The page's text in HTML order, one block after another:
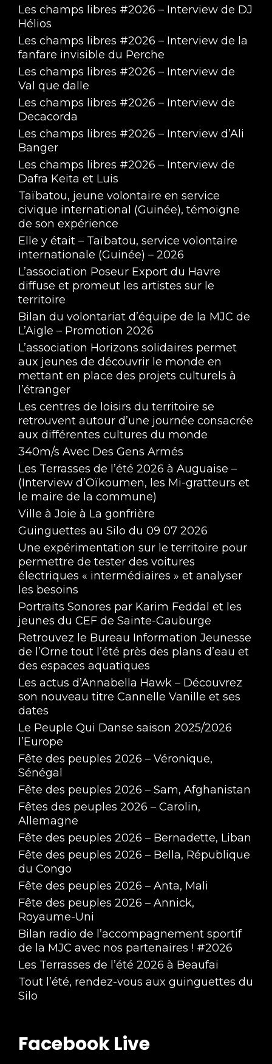
Les champs libres #2026 – Interview de DJ
Hélios
Les champs libres #2026 – Interview de la
fanfare invisible du Perche
Les champs libres #2026 – Interview de
Val que dalle
Les champs libres #2026 – Interview de
Decacorda
Les champs libres #2026 – Interview d’Ali
Banger
Les champs libres #2026 – Interview de
Dafra Keita et Luis
Taïbatou, jeune volontaire en service
civique international (Guinée), témoigne
de son expérience
Elle y était – Taïbatou, service volontaire
internationale (Guinée) – 2026
L’association Poseur Export du Havre
diffuse et promeut les artistes sur le
territoire
Bilan du volontariat d’équipe de la MJC de
L’Aigle – Promotion 2026
L’association Horizons solidaires permet
aux jeunes de découvrir le monde en
mettant en place des projets culturels à
l’étranger
Les centres de loisirs du territoire se
retrouvent autour d’une journée consacrée
aux différentes cultures du monde
340m/s Avec Des Gens Armés
Les Terrasses de l’été 2026 à Auguaise –
(Interview d’Oïkoumen, les Mi-gratteurs et
le maire de la commune)
Ville à Joie à La gonfrière
Guinguettes au Silo du 09 07 2026
Une expérimentation sur le territoire pour
permettre de tester des voitures
électriques « intermédiaires » et analyser
les besoins
Portraits Sonores par Karim Feddal et les
jeunes du CEF de Sainte-Gauburge
Retrouvez le Bureau Information Jeunesse
de l’Orne tout l’été près des plans d’eau et
des espaces aquatiques
Les actus d’Annabella Hawk – Découvrez
son nouveau titre Cannelle Vanille et ses
dates
Le Peuple Qui Danse saison 2025/2026
l’Europe
Fête des peuples 2026 – Véronique,
Sénégal
Fête des peuples 2026 – Sam, Afghanistan
Fêtes des peuples 2026 – Carolin,
Allemagne
Fête des peuples 2026 – Bernadette, Liban
Fête des peuples 2026 – Bella, République
du Congo
Fête des peuples 2026 – Anta, Mali
Fête des peuples 2026 – Annick,
Royaume-Uni
Bilan radio de l’accompagnement sportif
de la MJC avec nos partenaires ! #2026
Les Terrasses de l’été 2026 à Beaufai
Tout l’été, rendez-vous aux guinguettes du
Silo
Facebook Live